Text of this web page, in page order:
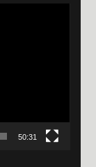
50:31